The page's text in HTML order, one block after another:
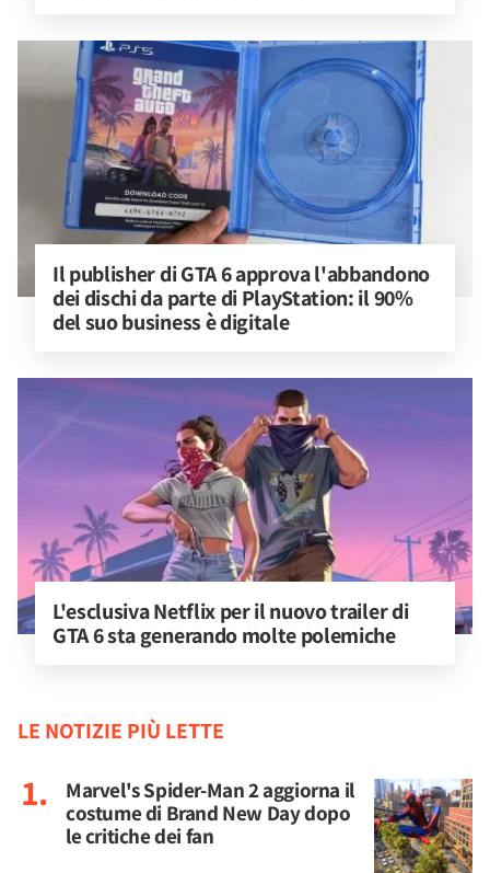
Il publisher di GTA 6 approva l'abbandono
dei dischi da parte di PlayStation: il 90%
del suo business è digitale
L'esclusiva Netflix per il nuovo trailer di
GTA 6 sta generando molte polemiche
LE NOTIZIE PIÙ LETTE
Marvel's Spider-Man 2 aggiorna il
costume di Brand New Day dopo
le critiche dei fan